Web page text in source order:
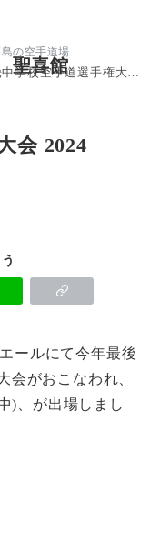
の空手道場
聖喜館
学校空手道選手権大会 2024
会 2024
ールにて今年最後
会がおこなわれ、
)、が出場しまし